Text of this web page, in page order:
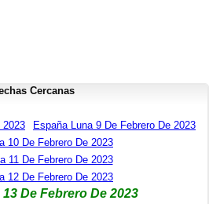
Cercanas
2023
España Luna 9 De Febrero De 2023
10 De Febrero De 2023
11 De Febrero De 2023
12 De Febrero De 2023
De Febrero De 2023